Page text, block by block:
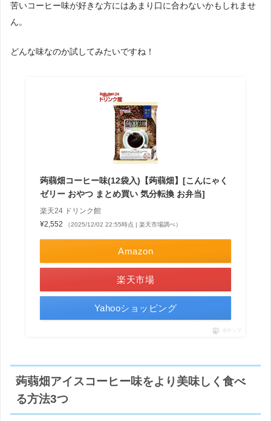
苦いコーヒー味が好きな方にはあまり口に合わないかもしれませ
ん。
どんな味なのか試してみたいですね！
蒟蒻畑コーヒー味(12袋入)【蒟蒻畑】[こんにゃく
ゼリー おやつ まとめ買い 気分転換 お弁当]
楽天24 ドリンク館
¥2,552
（2025/12/02 22:55時点 | 楽天市場調べ）
Amazon
楽天市場
Yahooショッピング
ポチップ
蒟蒻畑アイスコーヒー味をより美味しく食べ
る方法3つ